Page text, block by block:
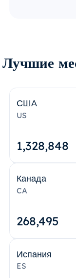
Лучшие
США
US
1,328,848
Канада
CA
268,495
Испания
ES